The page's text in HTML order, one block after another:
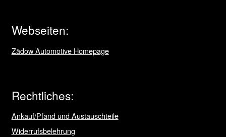
Webseiten:
Zädow Automotive Homepage
Rechtliches:
Ankauf/Pfand und Austauschteile
Widerrufsbelehrung